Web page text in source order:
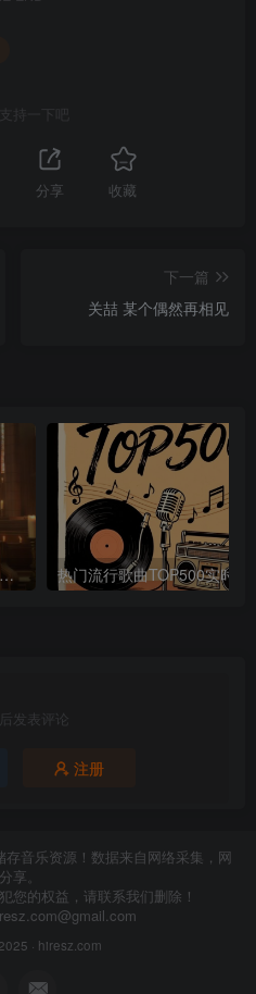
持一下吧
分享 收藏
下一篇
关喆 某个偶然再相见
太阳之子 – 周杰伦 [FLAC 分轨 192Khz 24bit]
发表评论
注册
音乐资源！数据来自网络采集，网
享。
您的权益，请联系我们删除！
· hiresz.com